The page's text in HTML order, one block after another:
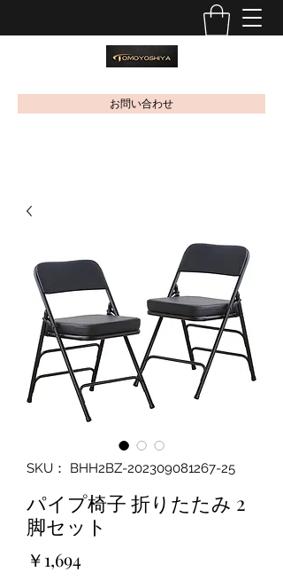
お問い合わせ
SKU： BHH2BZ-202309081267-25
パイプ椅子 折りたたみ 2
脚セット
￥1,694